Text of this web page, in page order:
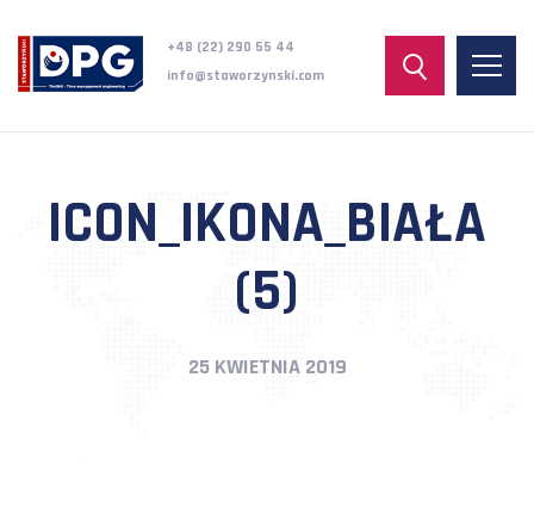
+48 (22) 290 55 44
info@staworzynski.com
ICON_IKONA_BIAŁA
(5)
25 KWIETNIA 2019